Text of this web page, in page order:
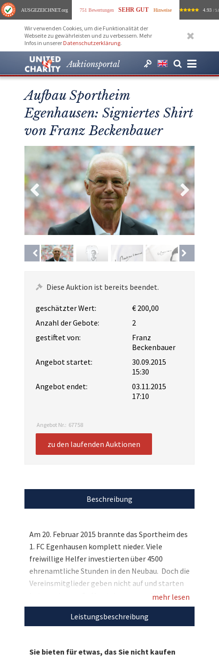
AUSGEZEICHNET.org 751 Bewertungen SEHR GUT Hinweise 4.93 /
Wir verwenden Cookies, um die Funktionalität der
Webseite zu gewährleisten und zu verbessern. Mehr
Infos in unserer Datenschutzerklärung.
Auktionsportal
Aufbau Sportheim
Egenhausen: Signiertes Shirt
von Franz Beckenbauer
Diese Auktion ist bereits beendet.
geschätzter Wert:
€ 200,00
Anzahl der Gebote:
2
gestiftet von:
Franz
Beckenbauer
Angebot startet:
30.09.2015
15:30
Angebot endet:
03.11.2015
17:10
Angebot Nr.: 67758
zu den laufenden Auktionen
Beschreibung
Am 20. Februar 2015 brannte das Sportheim des
1. FC Egenhausen komplett nieder. Viele
freiwillige Helfer investierten über 4500
ehrenamtliche Stunden in den Neubau. Doch die
Vereinsmitglieder geben nicht auf und starten
bei uns eine große Versteigerungsauktion. Nach
dem Brand hatte man sämtliche Vereine und
Sportgrößen angeschrieben, das Ergebnis kann
mehr lesen
Leistungsbeschreibung
Sie bieten für etwas, das Sie nicht kaufen